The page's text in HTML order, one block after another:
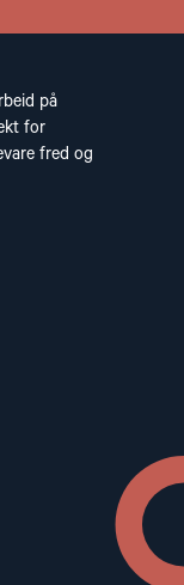
på
for
fred og